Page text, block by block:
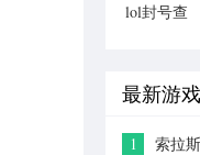
lol封号查
具下载
最新游戏
1
索拉